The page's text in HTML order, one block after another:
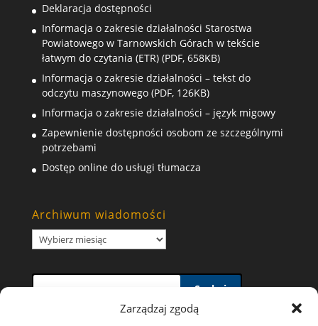
Zarządzaj zgodą
Deklaracja dostępności
Informacja o zakresie działalności Starostwa
Powiatowego w Tarnowskich Górach w tekście
łatwym do czytania (ETR) (PDF, 658KB)
Informacja o zakresie działalności – tekst do
odczytu maszynowego (PDF, 126KB)
Informacja o zakresie działalności – język migowy
Zapewnienie dostępności osobom ze szczególnymi
potrzebami
Dostęp online do usługi tłumacza
Archiwum wiadomości
Archiwum
Szukaj